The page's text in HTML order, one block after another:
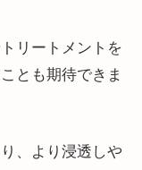
リートメントを
とも期待できま
、より浸透しや